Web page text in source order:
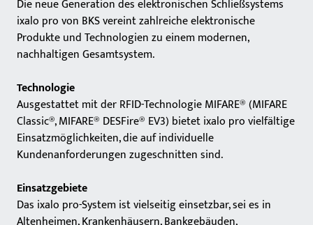
DieneueGenerationdeselektronischenSchließsystems
ixalo provon BKSvereintzahlreicheelektronische
ProdukteundTechnologienzueinem modernen,
nachhaltigenGesamtsystem.
Technologie
AusgestattetmitderRFID-TechnologieMIFARE®(MIFARE
Classic®,MIFARE® DESFire® EV3) bietetixalo provielfältige
Einsatzmöglichkeiten,dieaufindividuelle
Kundenanforderungenzugeschnittensind.
Einsatzgebiete
Das ixalo pro-System istvielseitigeinsetzbar,seies in